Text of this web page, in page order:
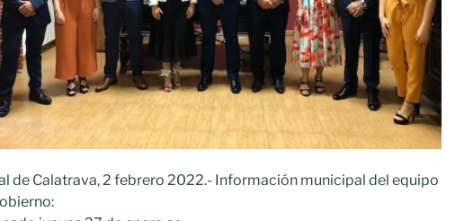
de Calatrava, 2 febrero 2022.- Información municipal del equipo